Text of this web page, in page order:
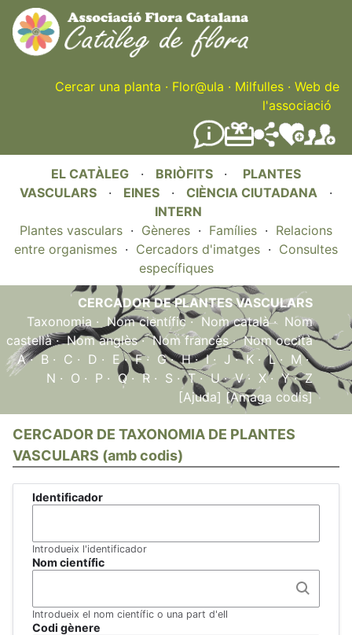
Skip
to
main
content
Cercar una planta · Flor@ula · Milfulles · Web de
l'associació
EL CATÀLEG · BRIÒFITS · PLANTES
VASCULARS · EINES · CIÈNCIA CIUTADANA ·
INTERN
Plantes vasculars · Gèneres · Famílies · Relacions
entre organismes · Cercadors d'imatges · Consultes
específiques
CERCADOR DE PLANTES VASCULARS
Taxonomia · Nom científic·Nom català· Nom
castellà·Nom anglès·Nom francès·Nom occità
A·B · C · D · E·F· G·H·I· J ·K ·L· M·
N · O · P · Q·R · S ·T ·U·V· X·Y·Z
[Ajuda] [Amaga codis]
CERCADOR DE TAXONOMIA DE PLANTES
VASCULARS (amb codis)
Identificador
Introdueix l'identificador
Nom científic
Introdueix el nom científic o una part d'ell
Codi gènere